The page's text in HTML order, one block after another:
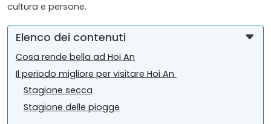
cultura e persone.
Elenco dei contenuti
Cosa rende bella ad Hoi An
Il periodo migliore per visitare Hoi An
Stagione secca
Stagione delle piogge